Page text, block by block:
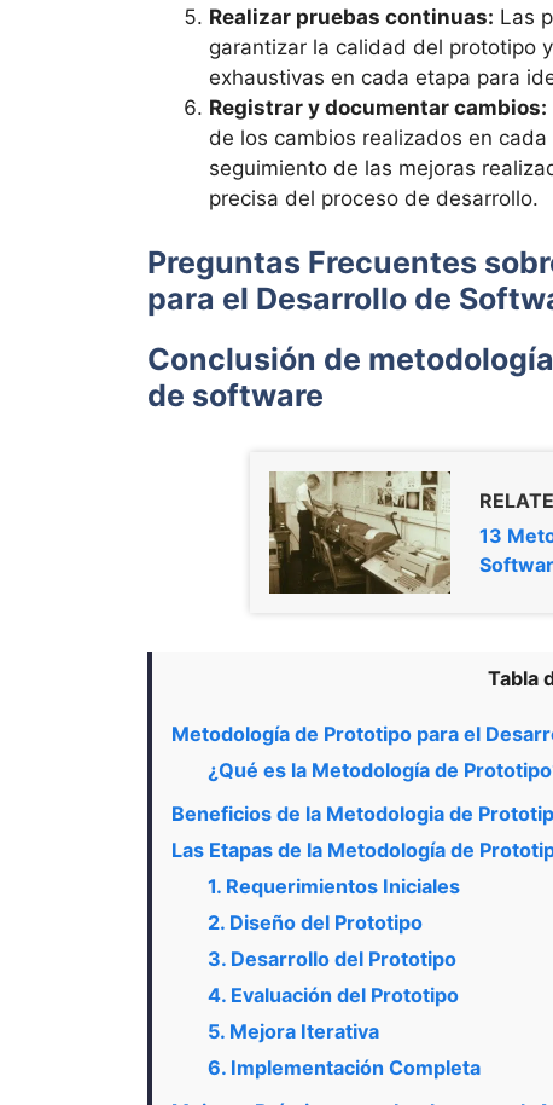
Realizar pruebas continuas: Las
garantizar la calidad del prototipo
exhaustivas en cada etapa para
Registrar y documentar cambios:
de los cambios realizados en
seguimiento de las mejoras
precisa del proceso de desarrollo.
Preguntas Frecuentes
para el Desarrollo de
Conclusión de
de software
13
Tabla
Metodología de Prototipo para el
¿Qué es la Metodología de
Beneficios de la Metodologia de
Las Etapas de la Metodología de
1. Requerimientos Iniciales
2. Diseño del Prototipo
3. Desarrollo del Prototipo
4. Evaluación del Prototipo
5. Mejora Iterativa
6. Implementación Completa